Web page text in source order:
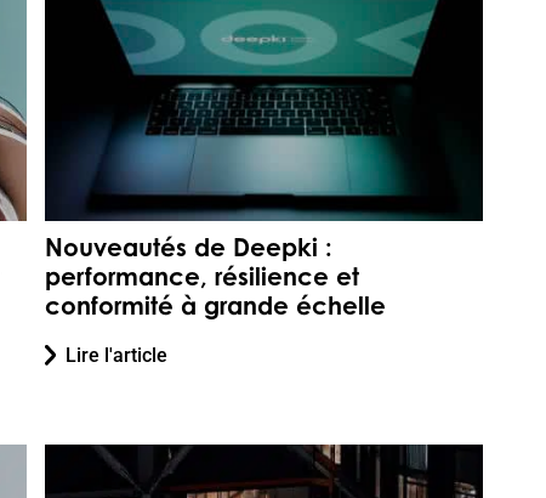
Nouveautés de Deepki :
performance, résilience et
conformité à grande échelle
Lire l'article